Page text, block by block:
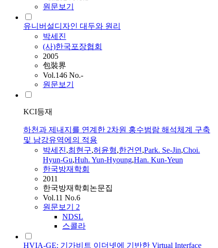
원문보기
유니버설디자인 대두와 원리
박세진
(사)한국포장협회
2005
包裝界
Vol.146 No.-
원문보기
KCI등재
하천과 제내지를 연계한 2차원 홍수범람 해석체계 구축
및 남강유역에의 적용
박세진,최현구,허윤형,한건연,Park. Se-Jin,Choi.
Hyun-Gu,Huh. Yun-Hyoung,Han. Kun-Yeun
한국방재학회
2011
한국방재학회논문집
Vol.11 No.6
원문보기 2
NDSL
스콜라
HVIA-GE: 기가비트 이더넷에 기반한 Virtual Interface